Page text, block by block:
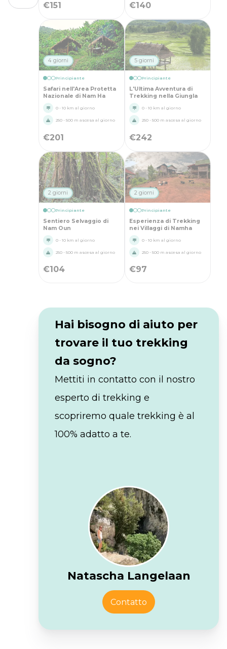
€151 €140
4 giorni
Principiante
Safari nell'Area Protetta
Nazionale di Nam Ha
0 - 10 km al giorno
250 - 500 m ascesa al giorno
€201
5 giorni
Principiante
L'Ultima Avventura di
Trekking nella Giungla
0 - 10 km al giorno
250 - 500 m ascesa al giorno
€242
2 giorni
Principiante
Sentiero Selvaggio di
Nam Oun
0 - 10 km al giorno
250 - 500 m ascesa al giorno
€104
2 giorni
Principiante
Esperienza di Trekking
nei Villaggi di Namha
0 - 10 km al giorno
250 - 500 m ascesa al giorno
€97
Hai bisogno di aiuto per
trovare il tuo trekking
da sogno?
Mettiti in contatto con il nostro
esperto di trekking e
scopriremo quale trekking è al
100% adatto a te.
Natascha Langelaan
Contatto